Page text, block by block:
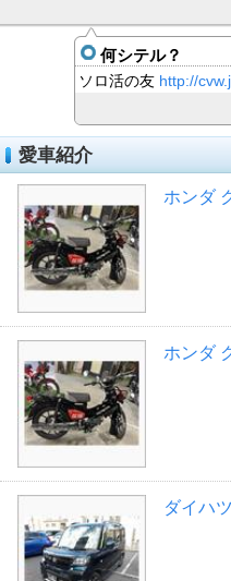
何シテル？
ソロ活の友 http://
愛車紹介
ホンダ
ホンダ
ダイハ